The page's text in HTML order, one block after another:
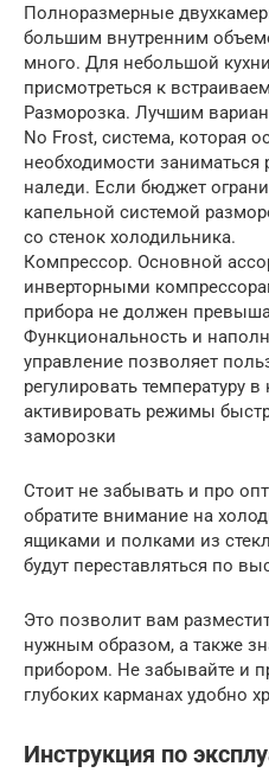
Полноразмерные
большим внутренним
много. Для небольшой
присмотреться к
Разморозка. Лучшим
No Frost, система, которая
необходимости
наледи. Если бюджет
капельной системой
со стенок холодильника.
Компрессор. Основной
инверторными
прибора не должен
Функциональность и
управление позволяет
регулировать температуру
активировать режимы
заморозки
Стоит не забывать и про
обратите внимание на
ящиками и полками из
будут переставляться по
Это позволит вам
нужным образом, а также
прибором. Не забывайте и
глубоких карманах удобно
Инструкция по